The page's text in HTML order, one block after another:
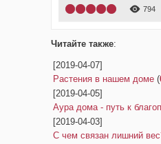
794
Читайте также:
[2019-04-07]
Растения в нашем доме (
[2019-04-05]
Аура дома - путь к
[2019-04-03]
С чем связан лишний